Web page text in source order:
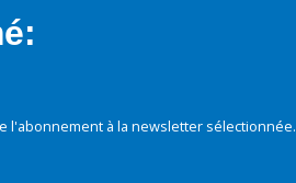
à la newsletter sélectionnée.